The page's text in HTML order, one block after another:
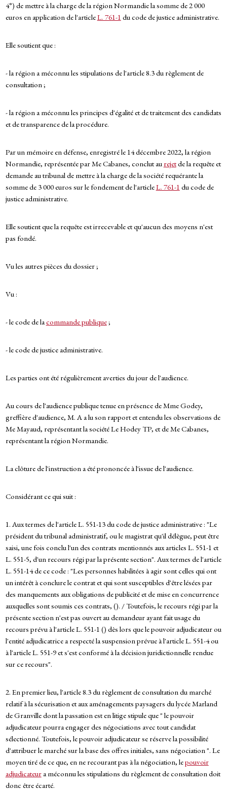
4°) de mettre à la charge de la région Normandie la somme de 2 000
euros en application de l'articleL. 761-1 du code de justice administrative.
Elle soutient que :
- la région a méconnu les stipulations de l'article 8.3 du règlement de
consultation ;
- la région a méconnu les principes d'égalité et de traitement des candidats
et de transparence de la procédure.
Par un mémoire en défense, enregistré le 14 décembre 2022, la région
Normandie, représentée par Me Cabanes, conclut au rejetde la requête et
demande au tribunal de mettre à la charge de la société requérante la
somme de 3 000 euros sur le fondement de l'articleL. 761-1 du code de
justice administrative.
Elle soutient que la requête est irrecevable et qu'aucun des moyens n'est
pas fondé.
Vu les autres pièces du dossier ;
Vu :
- le code de lacommande publique;
- le code de justice administrative.
Les parties ont été régulièrement averties du jour de l'audience.
Au cours de l'audience publique tenue en présence de Mme Godey,
greffière d'audience, M. A a lu son rapport et entendu les observations de
Me Mayaud, représentant la société Le Hodey TP, et de Me Cabanes,
représentant la région Normandie.
La clôture de l'instruction a été prononcée à l'issue de l'audience.
Considérant ce qui suit :
1. Aux termes de l'article L. 551-13 du code de justice administrative : "Le
président du tribunal administratif, ou le magistrat qu'il délègue, peut être
saisi, une fois conclu l'un des contrats mentionnés aux articles L. 551-1 et
L. 551-5, d'un recours régi par la présente section". Aux termes de l'article
L. 551-14 de ce code : "Les personnes habilitées à agir sont celles qui ont
un intérêt à conclure le contrat et qui sont susceptibles d'être lésées par
des manquements aux obligations de publicité et de mise en concurrence
auxquelles sont soumis ces contrats, (). / Toutefois, le recours régi par la
présente section n'est pas ouvert au demandeur ayant fait usage du
recours prévu à l'article L. 551-1 () dès lors que le pouvoir adjudicateur ou
l'entité adjudicatrice a respecté la suspension prévue à l'article L. 551-4 ou
à l'article L. 551-9 et s'est conformé à la décision juridictionnelle rendue
sur ce recours".
2. En premier lieu, l'article 8.3 du règlement de consultation du marché
relatif à la sécurisation et aux aménagements paysagers du lycée Marland
de Granville dont la passation est en litige stipule que " le pouvoir
adjudicateur pourra engager des négociations avec tout candidat
sélectionné. Toutefois, le pouvoir adjudicateur se réserve la possibilité
d'attribuer le marché sur la base des offres initiales, sans négociation ". Le
moyen tiré de ce que, en ne recourant pas à la négociation, lepouvoir
adjudicateura méconnu les stipulations du règlement de consultation doit
donc être écarté.